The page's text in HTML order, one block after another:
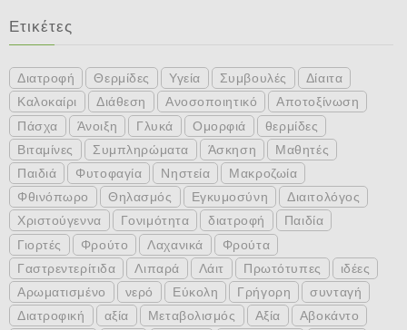
Ετικέτες
Διατροφή Θερμίδες Υγεία Συμβουλές
Δίαιτα
Καλοκαίρι
Διάθεση Ανοσοποιητικό
Αποτοξίνωση
Πάσχα
Άνοιξη Γλυκά Ομορφιά
θερμίδες
Βιταμίνες
Συμπληρώματα Άσκηση
Μαθητές
Παιδιά
Φυτοφαγία Νηστεία
Μακροζωία
Φθινόπωρο
Θηλασμός Εγκυμοσύνη
Διαιτολόγος
Χριστούγεννα
Γονιμότητα διατροφή
Παιδία
Γιορτές
Φρούτο Λαχανικά
Φρούτα
Γαστρεντερίτιδα
Λιπαρά Λάιτ Πρωτότυπες
ιδέες
Αρωματισμένο
νερό Εύκολη Γρήγορη
συνταγή
Διατροφική
αξία Μεταβολισμός Αξία
Αβοκάντο